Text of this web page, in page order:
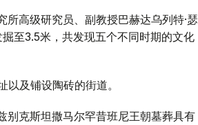
所高级研究员、副教授巴赫达乌列特·瑟
至3.5米，共发现五个不同时期的文化
及铺设陶砖的街道。
克斯坦撒马尔罕昔班尼王朝墓葬具有